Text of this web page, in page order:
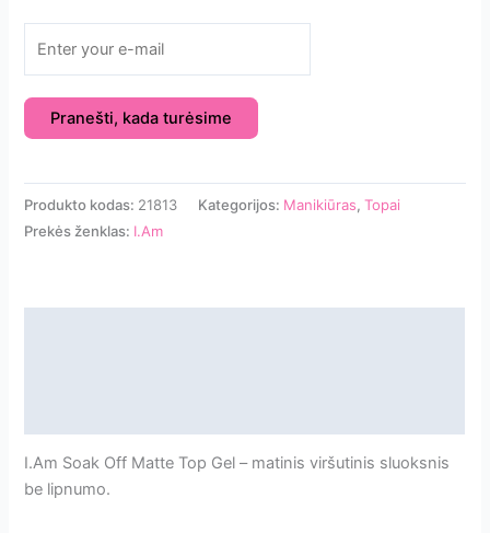
Pranešti, kada turėsime
Produkto kodas: 21813 Kategorijos: Manikiūras,Topai
Prekės ženklas: I.Am
I.Am Soak Off Matte Top Gel – matinis viršutinis sluoksnis
be lipnumo.